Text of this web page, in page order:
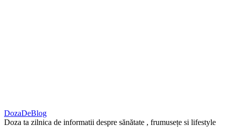
DozaDeBlog
Doza ta zilnica de informatii despre sănătate , frumusețe si lifestyle